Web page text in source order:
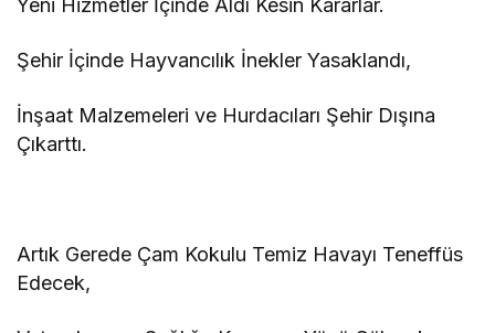
Şehir İçinde Hayvancılık İnekler Yasaklandı,
İnşaat Malzemeleri ve Hurdacıları Şehir Dışına
Çıkarttı.
Artık Gerede Çam Kokulu Temiz Havayı Teneffüs
Edecek,